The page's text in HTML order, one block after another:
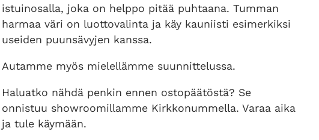
istuinosalla, joka on helppo pitää puhtaana. Tumman
harmaa väri on luottovalinta ja käy kauniisti esimerkiksi
useiden puunsävyjen kanssa.
Autamme myös mielellämme suunnittelussa.
Haluatko nähdä penkin ennen ostopäätöstä? Se
onnistuu showroomillamme Kirkkonummella. Varaa aika
ja tule käymään.